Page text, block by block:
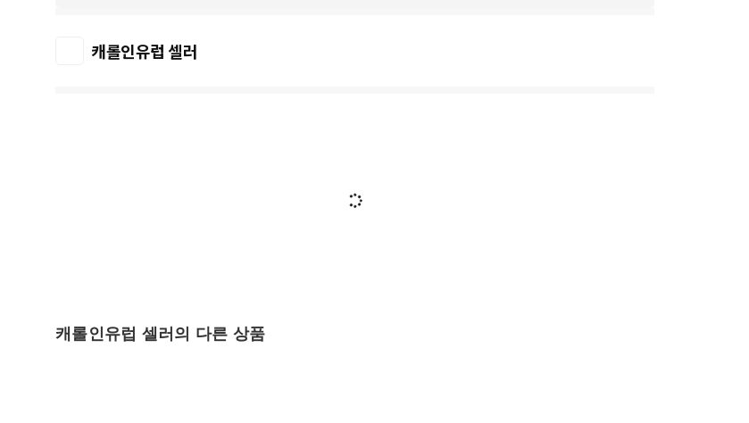
캐롤인유럽 셀러
캐롤인유럽 셀러의 다른 상품